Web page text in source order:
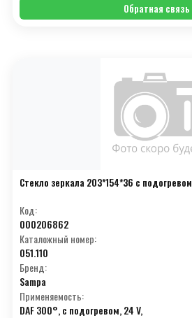
Обратная связь
Стекло зеркала 203*154*36 с подогревом
Код:
000206862
Каталожный номер:
051.110
Бренд:
Sampa
Применяемость:
DAF 300°, с подогревом, 24 V,